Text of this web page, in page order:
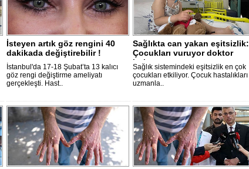
İsteyen artık göz rengini 40
dakikada değiştirebilir !
İstanbul'da 17-18 Şubat’ta 13 kalıcı
göz rengi değiştirme ameliyatı
gerçekleşti. Hast..
Sağlıkta can yakan eşitsizlik:
Çocukları vuruyor doktor
bulu..
Sağlık sistemindeki eşitsizlik en çok
çocukları etkiliyor. Çocuk hastalıkları
uzmanla..